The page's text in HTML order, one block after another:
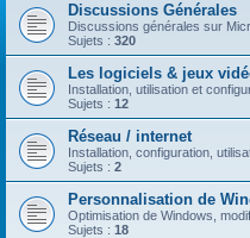
Discussions Générales
Discussions générales sur
Sujets : 320
Les logiciels & jeux
Installation, utilisation et
Sujets : 12
Réseau / internet
Installation, configuration,
Sujets : 2
Personnalisation de
Optimisation de Windows,
Sujets : 18